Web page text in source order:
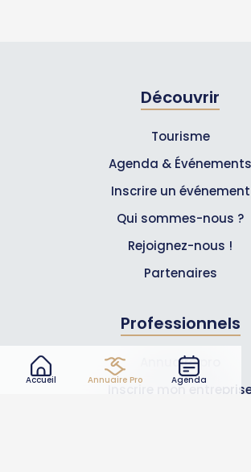
Accueil Annuaire Pro Agenda
Découvrir
Tourisme
Agenda & Événements
Inscrire un événement
Qui sommes-nous ?
Rejoignez-nous !
Partenaires
Professionnels
Annuaire pro
Inscrire mon